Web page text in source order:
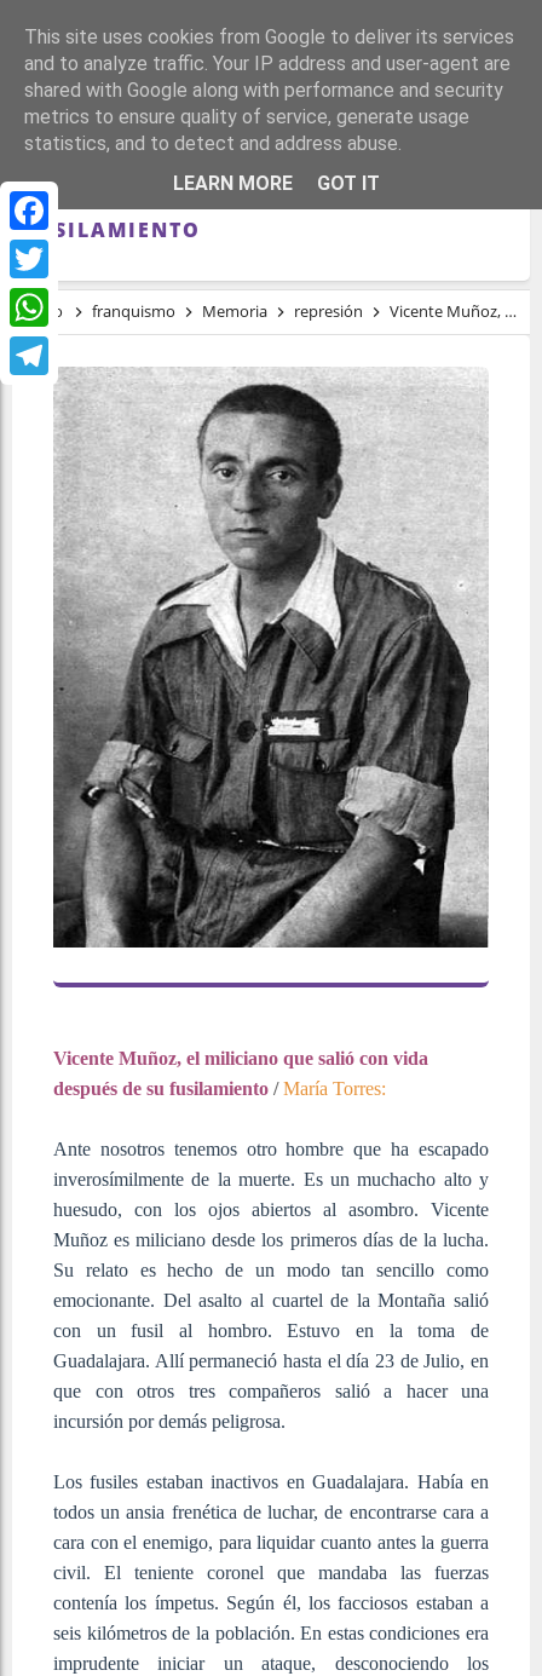
Facebook
Twitter
WhatsApp
Telegram
VICENTE MUÑOZ, EL MILICIANO QUE
SALIÓ CON VIDA DESPUÉS DE SU
FUSILAMIENTO
Inicio franquismo Memoria represión Vicente Muñoz, el miliciano que salió con vida después de su fusilamiento
Vicente Muñoz, el miliciano que salió con vida
después de su fusilamiento / María Torres:
Ante nosotros tenemos otro hombre que ha escapado
inverosímilmente de la muerte. Es un muchacho alto y
huesudo, con los ojos abiertos al asombro. Vicente
Muñoz es miliciano desde los primeros días de la lucha.
Su relato es hecho de un modo tan sencillo como
emocionante. Del asalto al cuartel de la Montaña salió
con un fusil al hombro. Estuvo en la toma de
Guadalajara. Allí permaneció hasta el día 23 de Julio, en
que con otros tres compañeros salió a hacer una
incursión por demás peligrosa.
Los fusiles estaban inactivos en Guadalajara. Había en
todos un ansia frenética de luchar, de encontrarse cara a
cara con el enemigo, para liquidar cuanto antes la guerra
civil. El teniente coronel que mandaba las fuerzas
contenía los ímpetus. Según él, los facciosos estaban a
seis kilómetros de la población. En estas condiciones era
imprudente iniciar un ataque, desconociendo los
This site uses cookies from Google to deliver its services
and to analyze traffic. Your IP address and user-agent are
shared with Google along with performance and security
metrics to ensure quality of service, generate usage
statistics, and to detect and address abuse.
LEARN MORE
GOT IT